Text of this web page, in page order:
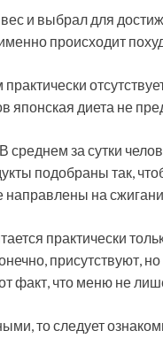
и выбрал для
происходит
японская диета не
за сутки
подобраны так,
направлены на
практически
присутствуют,
факт, что меню не
то следует